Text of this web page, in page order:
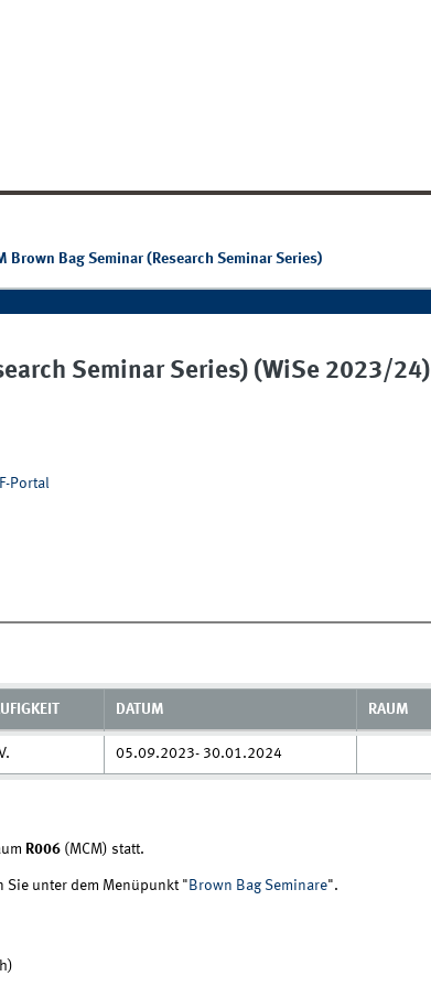
Brown Bag Seminar (Research Seminar Series)
Seminar Series) (WiSe 2023/24)
Portal
DATUM RAUM
05.09.2023- 30.01.2024
R006(MCM) statt.
Sie unter dem Menüpunkt " Brown Bag Seminare".